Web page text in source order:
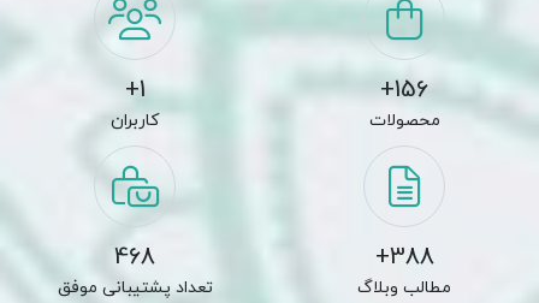
156+
محصولات
1+
کاربران
388+
مطالب وبلاگ
468
تعداد پشتیبانی موفق